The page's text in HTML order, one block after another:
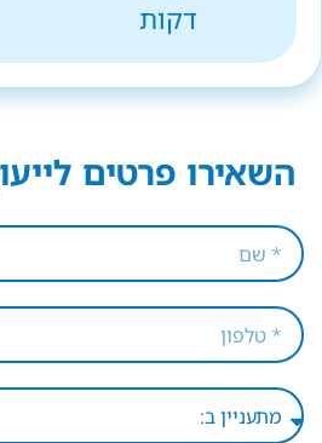
דקות
השאירו פרטים